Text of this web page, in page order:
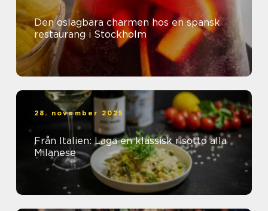
Den oslagbara charmen hos en spansk
restaurang i Stockholm
28. november 2025
Från Italien: Laga en klassisk risotto alla
Milanese